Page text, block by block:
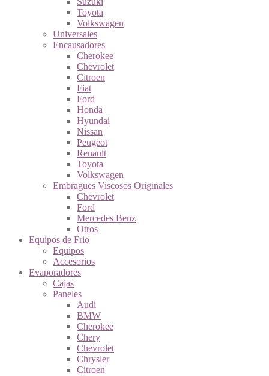
Toyota
Volkswagen
Universales
Encausadores
Cherokee
Chevrolet
Citroen
Fiat
Ford
Honda
Hyundai
Nissan
Peugeot
Renault
Toyota
Volkswagen
Embragues Viscosos Originales
Chevrolet
Ford
Mercedes Benz
Otros
Equipos de Frio
Equipos
Accesorios
Evaporadores
Cajas
Paneles
Audi
BMW
Cherokee
Chery
Chevrolet
Chrysler
Citroen